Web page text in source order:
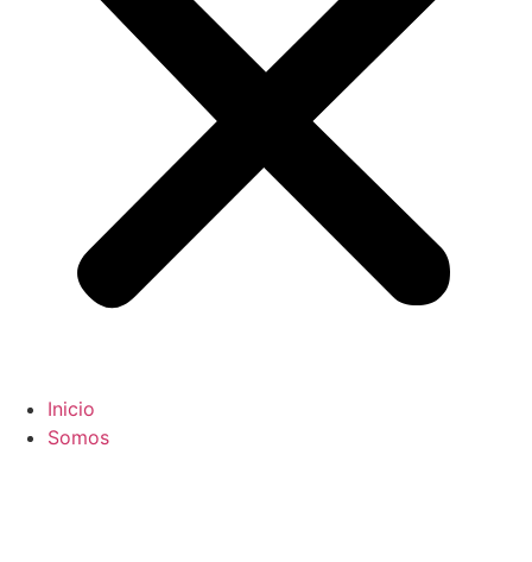
Inicio
Somos